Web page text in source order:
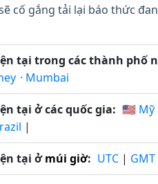
cố gắng tải lại báo thức
tại trong các thành phố
· Mumbai
tại ở các quốc gia: 🇺🇸 Mỹ
|
tại ởmúi giờ: UTC | GMT